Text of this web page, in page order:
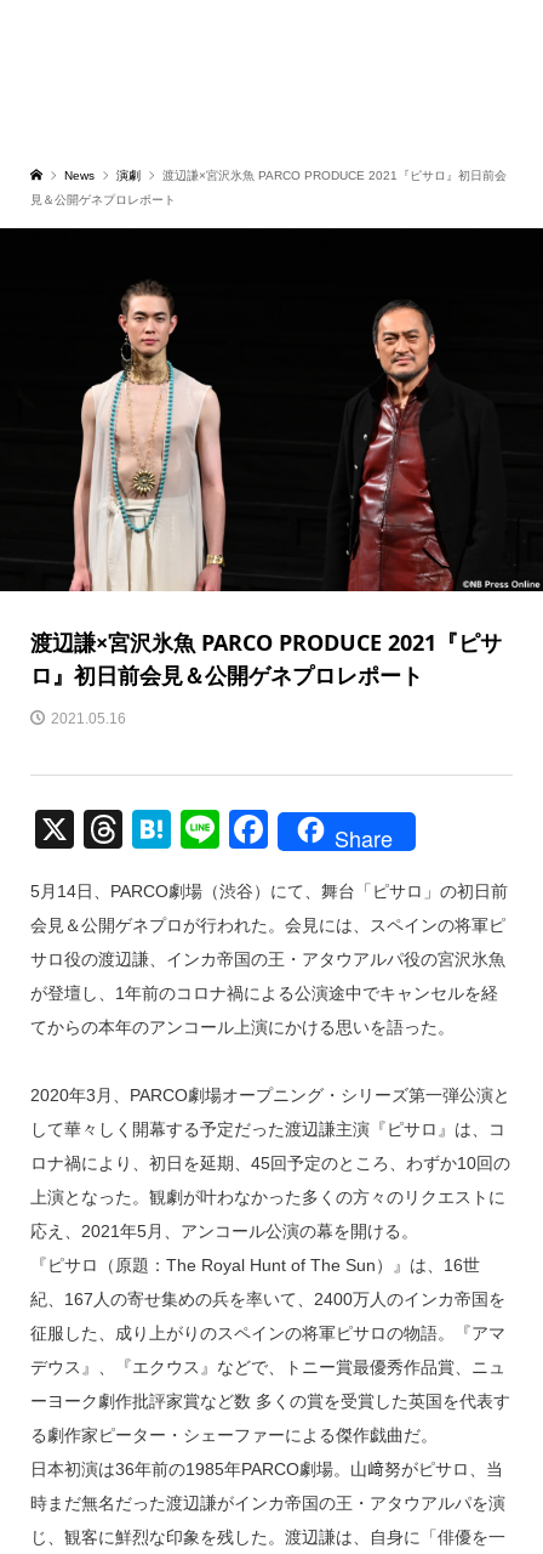
News 演劇
渡辺謙×宮沢氷魚 PARCO PRODUCE 2021『ピサロ』初日前会
見＆公開ゲネプロレポート
渡辺謙×宮沢氷魚 PARCO PRODUCE 2021『ピサ
ロ』初日前会見＆公開ゲネプロレポート
2021.05.16
X
T
e
a
d
s
H
e
n
a
Li
e
F
c
e
b
o
k
Share
5月14日、PARCO劇場（渋谷）にて、舞台「ピサロ」の初日前
会見＆公開ゲネプロが行われた。会見には、スペインの将軍ピ
サロ役の渡辺謙、インカ帝国の王・アタウアルパ役の宮沢氷魚
が登壇し、1年前のコロナ禍による公演途中でキャンセルを経
てからの本年のアンコール上演にかける思いを語った。
2020年3月、PARCO劇場オープニング・シリーズ第一弾公演と
して華々しく開幕する予定だった渡辺謙主演『ピサロ』は、コ
ロナ禍により、初日を延期、45回予定のところ、わずか10回の
上演となった。観劇が叶わなかった多くの方々のリクエストに
応え、2021年5月、アンコール公演の幕を開ける。
『ピサロ（原題：The Royal Hunt of The Sun）』は、16世
紀、167人の寄せ集めの兵を率いて、2400万人のインカ帝国を
征服した、成り上がりのスペインの将軍ピサロの物語。『アマ
デウス』、『エクウス』などで、トニー賞最優秀作品賞、ニュ
ーヨーク劇作批評家賞など数 多くの賞を受賞した英国を代表す
る劇作家ピーター・シェーファーによる傑作戯曲だ。
日本初演は36年前の1985年PARCO劇場。山﨑努がピサロ、当
時まだ無名だった渡辺謙がインカ帝国の王・アタウアルパを演
じ、観客に鮮烈な印象を残した。渡辺謙は、自身に「俳優を一